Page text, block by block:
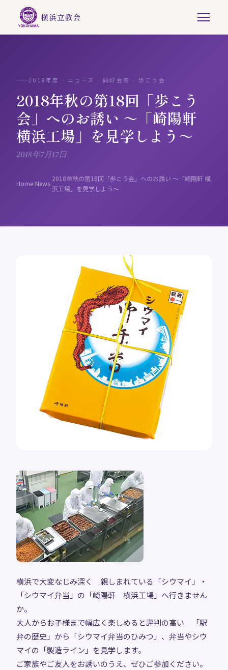
横浜立教会
2018年度 · ニュース · 同好会等 · 歩こう会
2018年秋の第18回「歩こう
会」へのお誘い ～「崎陽軒
横浜工場」を見学しよう～
2018年7月17日
Home›News›
2018年秋の第18回「歩こう会」へのお誘い ～「崎陽軒 横
浜工場」を見学しよう～
横浜で大変なじみ深く 親しまれている「シウマイ」・
「シウマイ弁当」の「崎陽軒 横浜工場」へ行きません
か。
大人からお子様まで幅広く楽しめると評判の高い 「駅
弁の歴史」から「シウマイ弁当のひみつ」、弁当やシウ
マイの「製造ライン」を見学します。
ご家族やご友人をお誘いのうえ、ぜひご参加ください。